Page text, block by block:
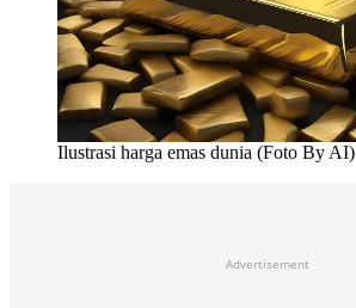
Ilustrasi harga emas dunia (Foto By AI)
Advertisement